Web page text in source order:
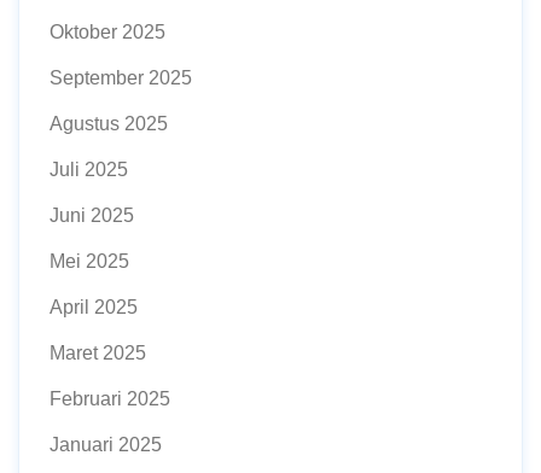
Oktober 2025
September 2025
Agustus 2025
Juli 2025
Juni 2025
Mei 2025
April 2025
Maret 2025
Februari 2025
Januari 2025